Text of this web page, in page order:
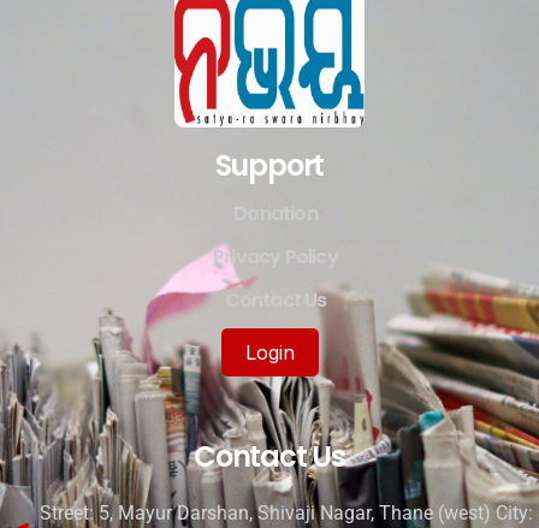
Support
Privacy Policy
Contact Us
Login
Contact Us
Street: 5, Mayur Darshan, Shivaji Nagar, Thane (west) City: